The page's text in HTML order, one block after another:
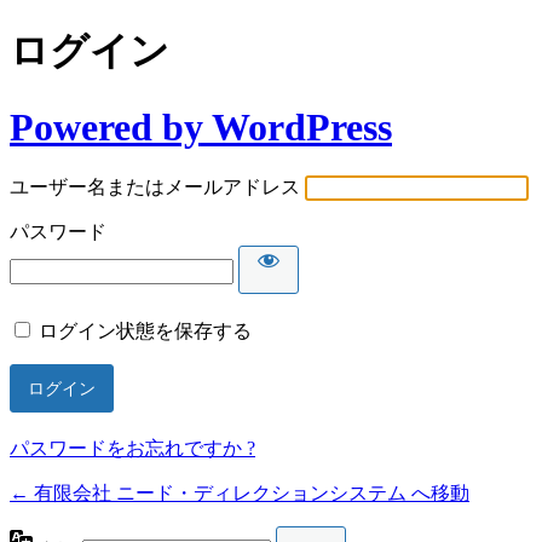
ログイン
Powered by WordPress
ユーザー名またはメールアドレス
パスワード
ログイン状態を保存する
パスワードをお忘れですか ?
← 有限会社 ニード・ディレクションシステム へ移動